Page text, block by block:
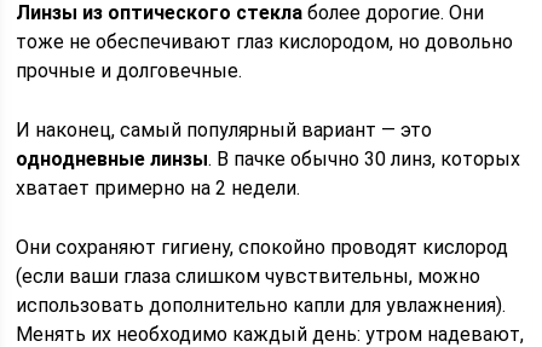
Линзы из оптического стекла более дорогие. Они
тоже не обеспечивают глаз кислородом, но довольно
прочные и долговечные.
И наконец, самый популярный вариант — это
однодневные линзы. В пачке обычно 30 линз, которых
хватает примерно на 2 недели.
Они сохраняют гигиену, спокойно проводят кислород
(если ваши глаза слишком чувствительны, можно
использовать дополнительно капли для увлажнения).
Менять их необходимо каждый день: утром надевают,